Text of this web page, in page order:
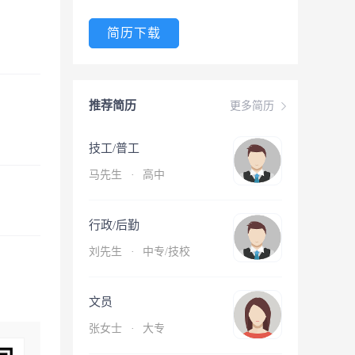
简历下载
更多简历
推荐简历
技工/普工
马先生 · 高中
行政/后勤
刘先生 · 中专/技校
文员
张女士 · 大专